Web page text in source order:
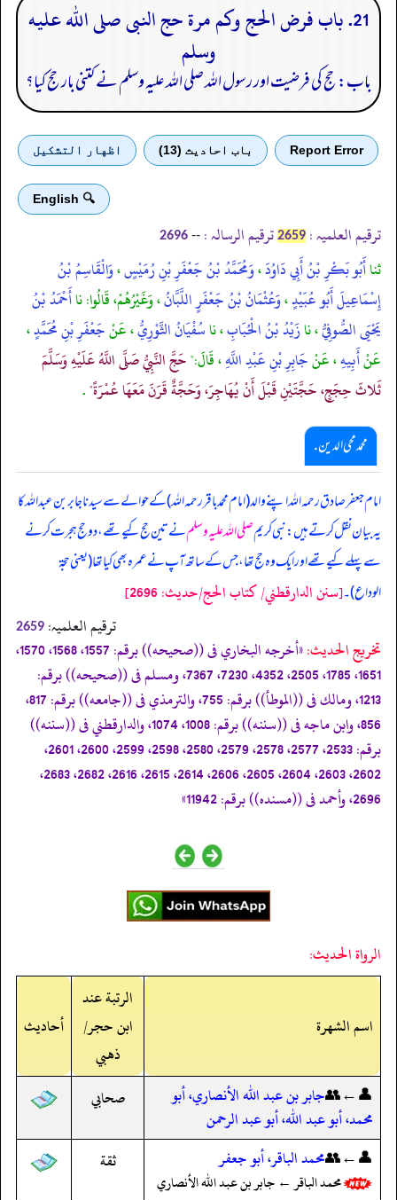
21. باب فرض الحج وكم مرة حج النبى صلى الله عليه
وسلم
باب: حج کی فرضیت اور رسول اللہ صلی اللہ علیہ وسلم نے کتنی بار حج کیا؟
Report Error باب احادیث (13) اظهار التشكيل
🔍 English
ترقیم العلمیہ : 2659 ترقیم الرسالہ : --
2696
ثناأَبُو بَكْرِ بْنُ أَبِي دَاوُدَ،وَمُحَمَّدُ بْنُ جَعْفَرِ بْنِ رُمَيْسٍ،وَالْقَاسِمُ بْنُ
إِسْمَاعِيلَ أَبُو عُبَيْدٍ،وَعُثْمَانُ بْنُ جَعْفَرٍ اللَّبَّانُ، وَغَيْرُهُمْ، قَالُوا: ناأَحْمَدُ بْنُ
يَحْيَى الصُّوفِيُّ، نازَيْدُ بْنُ الْحُبَابِ، ناسُفْيَانُ الثَّوْرِيُّ، عَنْجَعْفَرِ بْنِ مُحَمَّدٍ،
عَنْأَبِيهِ، عَنْجَابِرِ بْنِ عَبْدِ اللَّهِ، قَالَ:"حَجَّ النَّبِيُّ صَلَّى اللَّهُ عَلَيْهِ وَسَلَّمَ
ثَلاثَ حِجَجٍ، حَجَّتَيْنِ قَبْلَ أَنْ يُهَاجِرَ، وَحَجَّةٌ قَرَنَ مَعَهَا عُمْرَةً".
محمد محی الدین .
امام جعفر صادق رحمہ اللہ اپنے والد (امام محمد باقر رحمہ اللہ) کے حوالے سے سیدنا جابر بن عبداللہ کا
یہ بیان نقل کرتے ہیں: نبی کریمصلی اللہ علیہ وسلمنے تین حج کیے تھے، دو حج ہجرت کرنے
سے پہلے کیے تھے اور ایک وہ حج تھا، جس کے ساتھ آپ نے عمرہ بھی کیا تھا (یعنی حجۃ
الوداع)۔[سنن الدارقطني/ كتاب الحج/حدیث: 2696]
ترقیم العلمیہ: 2659
تخریج الحدیث:
«أخرجه البخاري فى ((صحيحه)) برقم: 1557، 1568، 1570،
1651، 1785، 2505، 4352، 7230، 7367، ومسلم فى ((صحيحه)) برقم:
1213، ومالك فى ((الموطأ)) برقم: 755، والترمذي فى ((جامعه)) برقم: 817،
856، وابن ماجه فى ((سننه)) برقم: 1008، 1074، والدارقطني فى ((سننه))
برقم: 2533، 2577، 2578، 2579، 2580، 2598، 2599، 2600، 2601،
2602، 2603، 2604، 2605، 2606، 2614، 2615، 2616، 2682، 2683،
2696، وأحمد فى ((مسنده)) برقم: 11942»
الرواة الحديث:
اسم الشهرة
الرتبة عند
ابن حجر/
ذهبي
أحاديث
👤←👥جابر بن عبد الله الأنصاري، أبو
محمد، أبو عبد الله، أبو عبد الرحمن
صحابي
👤←👥محمد الباقر، أبو جعفر
محمد الباقر ← جابر بن عبد الله الأنصاري
ثقة